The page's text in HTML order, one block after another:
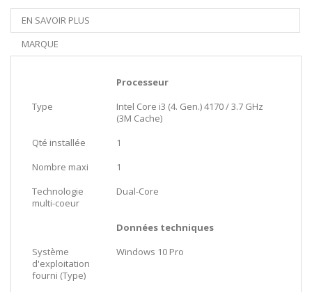
EN SAVOIR PLUS
MARQUE
Processeur
Type
Intel Core i3 (4. Gen.) 4170 / 3.7 GHz
(3M Cache)
Qté installée
1
Nombre maxi
1
Technologie
multi-coeur
Dual-Core
Données techniques
Système
d'exploitation
fourni (Type)
Windows 10 Pro